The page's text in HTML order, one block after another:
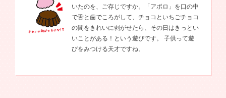
いたのを、ご存じですか。「アポロ」を口の中
で舌と歯でころがして、チョコといちごチョコ
の間をきれいに剥がせたら、その日はきっとい
いことがある！という遊びです。 子供って遊
びをみつける天才ですね。